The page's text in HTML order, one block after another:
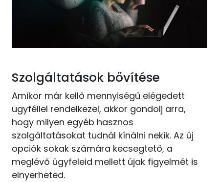
Szolgáltatások bővítése
Amikor már kellő mennyiségű elégedett
ügyféllel rendelkezel, akkor gondolj arra,
hogy milyen egyéb hasznos
szolgáltatásokat tudnál kínálni nekik. Az új
opciók sokak számára kecsegtető, a
meglévő ügyfeleid mellett újak figyelmét is
elnyerheted.